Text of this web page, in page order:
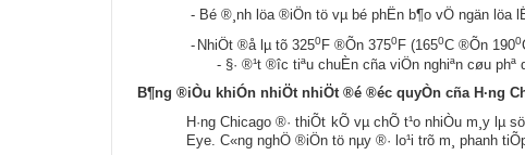
- Bé ®¸nh löa ®iÖn tö vµ bé phËn b¶o vÖ ngän löa
- NhiÖt ®å lµ tõ 3250F ®Õn 3750F (1650C ®Õn 1900
- §· ®¹t ®­îc tiªu chuÈn cña viÖn nghiªn cøu phª
B¶ng ®iÒu khiÓn nhiÖt nhiÖt ®é ®éc quyÒn cña H·ng
H·ng Chicago ®· thiÕt kÕ vµ chÕ t¹o nhiÒu m¸y lµ
Eye. C«ng nghÖ ®iÖn tö nµy ®· lo¹i trõ m¸ phanh